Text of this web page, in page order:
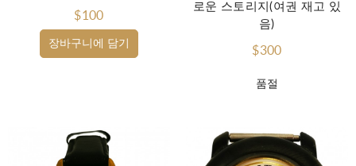
장바구니에 담기
$100
품절
로운 스토리지(여권 재고 있
음)
$300